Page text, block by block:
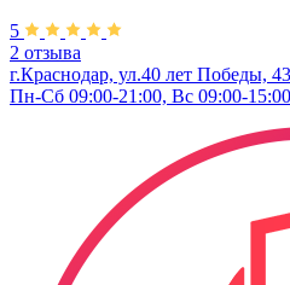
5
2 отзыва
г.Краснодар, ул.40 лет Победы, 43
Пн-Сб 09:00-21:00, Вс 09:00-15:00